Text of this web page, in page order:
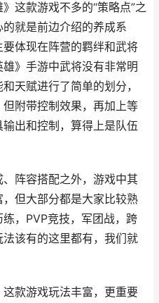
这款游戏不多的“策略点”之
就是前边介绍的养成系
体现在阵营的羁绊和武将
》手游中武将没有非常明
天赋进行了简单的划分，
附带控制效果，再加上等
出和控制，算得上是队伍
阵容搭配之外，游戏中其
但大部分都是大家比较熟
，PVP竞技，军团战，跨
该有的这里都有，我们就
款游戏玩法丰富，更重要